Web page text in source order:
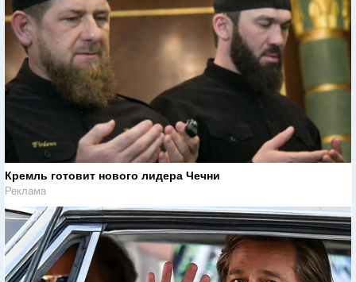
Кремль готовит нового лидера Чечни
Реклама